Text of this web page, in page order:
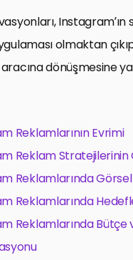
olmaktan
dönüşmesine
Reklamlarının Evrimi
Reklam Stratejilerinin
Reklamlarında
Reklamlarında
Reklamlarında Bütçe